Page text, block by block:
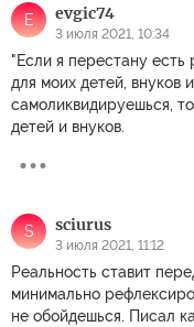
E evgic74
3 июля 2021, 10:34
"Если я перестану
для моих детей, внуков
самоликвидируешься,
детей и внуков.
S sciurus
3 июля 2021, 11:12
Реальность ставит
минимально
не обойдешься. Писал